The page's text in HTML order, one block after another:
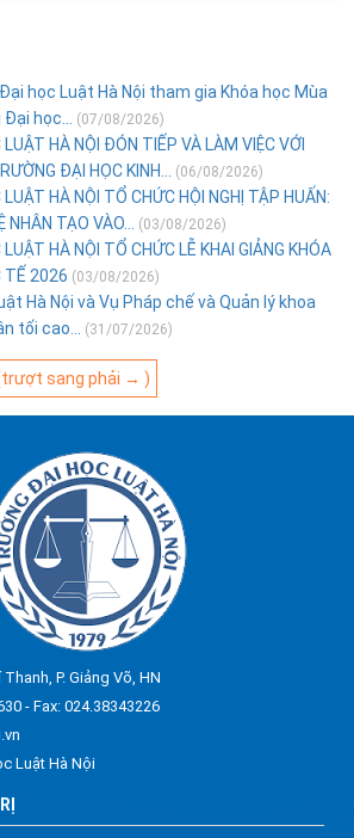
học Luật Hà Nội tham gia Khóa học Mùa
học... (07/08/2026)
HÀ NỘI ĐÓN TIẾP VÀ LÀM VIỆC VỚI
ĐẠI HỌC KINH... (06/08/2026)
HÀ NỘI TỔ CHỨC HỘI NGHỊ TẬP HUẤN:
NHÂN TẠO VÀO... (03/08/2026)
HÀ NỘI TỔ CHỨC LỄ KHAI GIẢNG KHÓA
TẾ 2026 (03/08/2026)
Hà Nội và Vụ Pháp chế và Quản lý khoa
tối cao... (31/07/2026)
sang phải → )
P. Giảng Võ, HN
- Fax: 024.38343226
Luật Hà Nội